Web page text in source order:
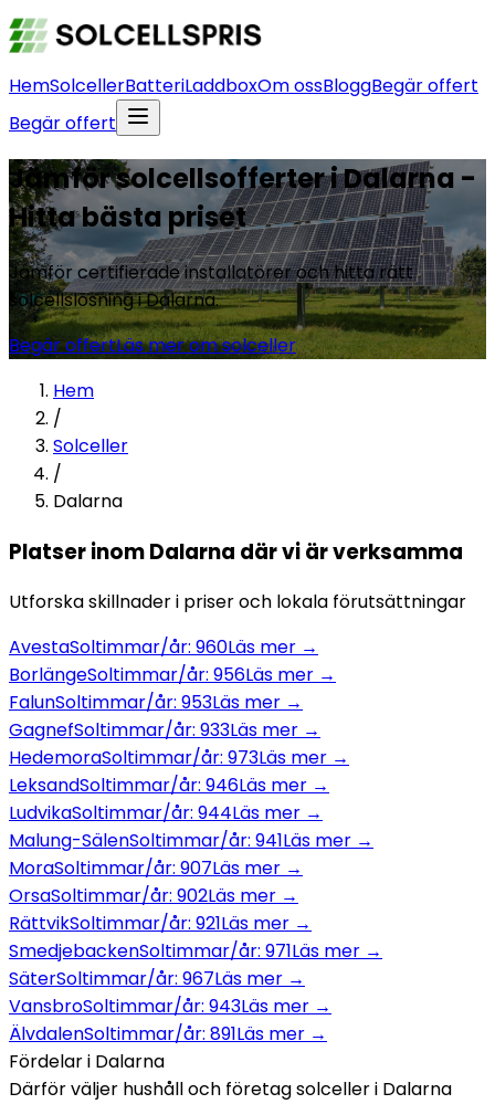
HemSolcellerBatteriLaddboxOm ossBloggBegär offert
Begär offert
Jämför solcellsofferter i Dalarna -
Hitta bästa priset
Jämför certifierade installatörer och hitta rätt
solcellslösning i Dalarna.
Begär offertLäs mer om solceller
Hem
/
Solceller
/
Dalarna
Platser inomDalarna där vi är verksamma
Utforska skillnader i priser och lokala förutsättningar
AvestaSoltimmar/år: 960Läs mer →
BorlängeSoltimmar/år: 956Läs mer →
FalunSoltimmar/år: 953Läs mer →
GagnefSoltimmar/år: 933Läs mer →
HedemoraSoltimmar/år: 973Läs mer →
LeksandSoltimmar/år: 946Läs mer →
LudvikaSoltimmar/år: 944Läs mer →
Malung-SälenSoltimmar/år: 941Läs mer →
MoraSoltimmar/år: 907Läs mer →
OrsaSoltimmar/år: 902Läs mer →
RättvikSoltimmar/år: 921Läs mer →
SmedjebackenSoltimmar/år: 971Läs mer →
SäterSoltimmar/år: 967Läs mer →
VansbroSoltimmar/år: 943Läs mer →
ÄlvdalenSoltimmar/år: 891Läs mer →
Fördelar i Dalarna
Därför väljer hushåll och företagsolcelleri Dalarna